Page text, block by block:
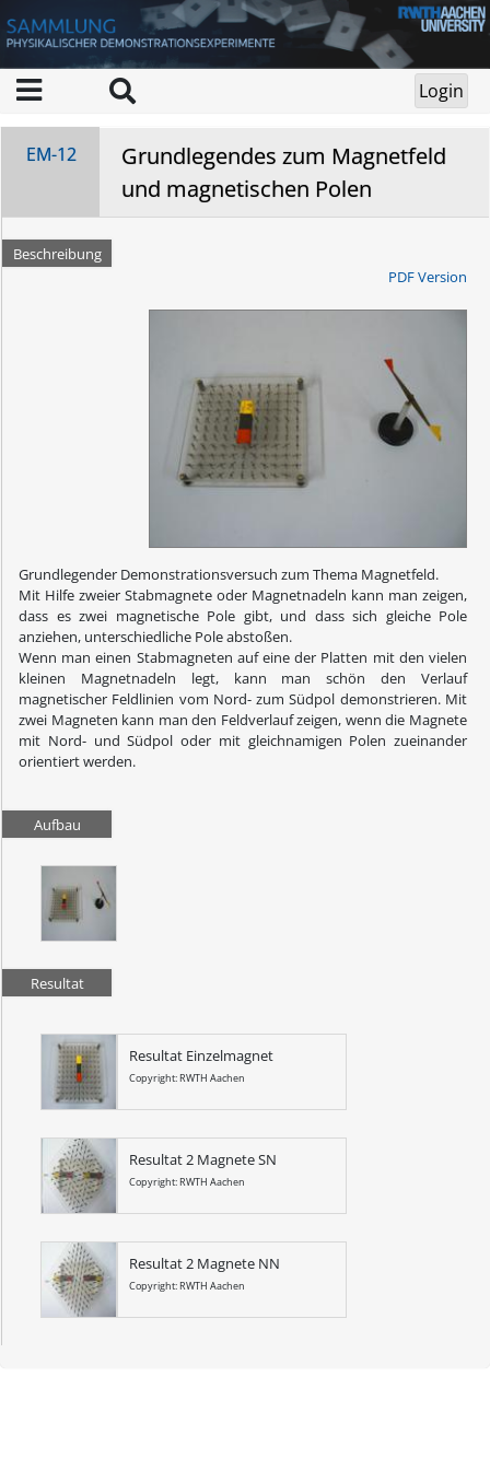
EM-12
Grundlegendes zum Magnetfeld
und magnetischen Polen
Beschreibung
PDF Version
Grundlegender Demonstrationsversuch zum Thema Magnetfeld.
Mit Hilfe zweier Stabmagnete oder Magnetnadeln kann man zeigen,
dass es zwei magnetische Pole gibt, und dass sich gleiche Pole
anziehen, unterschiedliche Pole abstoßen.
Wenn man einen Stabmagneten auf eine der Platten mit den vielen
kleinen Magnetnadeln legt, kann man schön den Verlauf
magnetischer Feldlinien vom Nord- zum Südpol demonstrieren. Mit
zwei Magneten kann man den Feldverlauf zeigen, wenn die Magnete
mit Nord- und Südpol oder mit gleichnamigen Polen zueinander
orientiert werden.
Aufbau
Resultat
Resultat Einzelmagnet
Copyright: RWTH Aachen
Resultat 2 Magnete SN
Copyright: RWTH Aachen
Resultat 2 Magnete NN
Copyright: RWTH Aachen